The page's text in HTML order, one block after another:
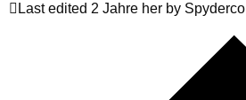
Last edited 2 Jahre her by Spyderco